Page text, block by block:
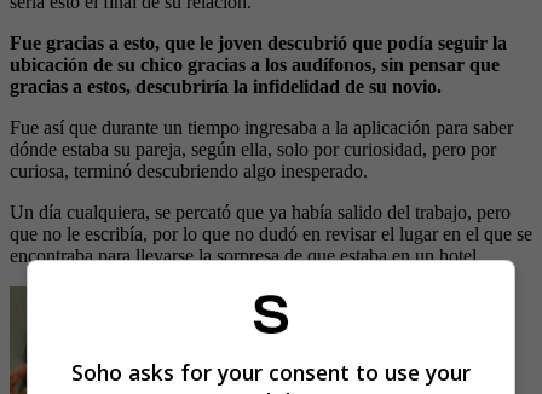
Fue gracias a esto, que le joven descubrió que podía seguir la
ubicación de su chico gracias a los audífonos, sin pensar que
gracias a estos, descubriría la infidelidad de su novio.
Fue así que durante un tiempo ingresaba a la aplicación para saber
dónde estaba su pareja, según ella, solo por curiosidad, pero por
curiosa, terminó descubriendo algo inesperado.
Un día cualquiera, se percató que ya había salido del trabajo, pero
que no le escribía, por lo que no dudó en revisar el lugar en el que se
encontraba para llevarse la sorpresa de que estaba en un hotel.
Soho asks for your consent to use your